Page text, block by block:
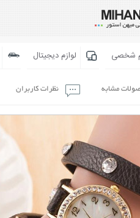
شخصی لوازم دیجیتال
مشابه نظرات کاربران